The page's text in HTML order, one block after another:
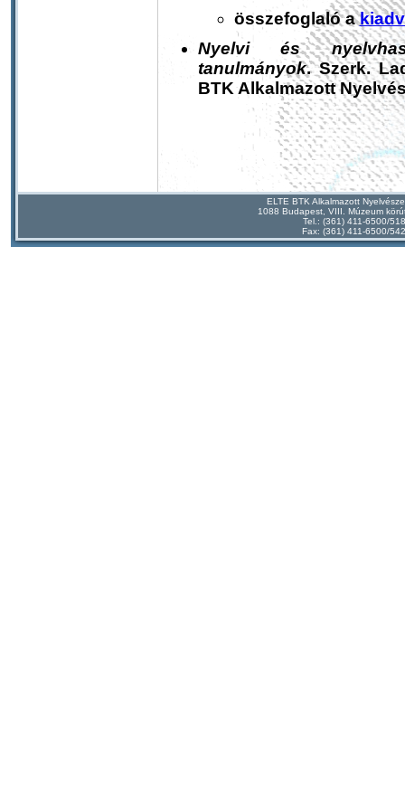
összefoglaló a
Nyelvi és
tanulmányok. Szerk.
BTK Alkalmazott
ELTE BTK Alkalmazott
1088 Budapest, VIII. Múzeum
Tel.: (361) 411-6500/
Fax: (361) 411-6500/